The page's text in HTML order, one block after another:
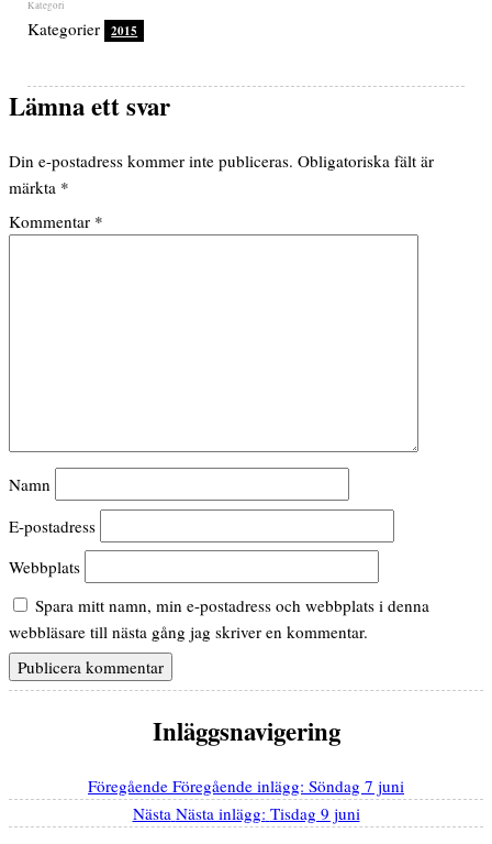
Kategorier 2015
Lämna ett svar
Din e-postadress kommer inte publiceras. Obligatoriska fält är
märkta *
Kommentar *
Namn
E-postadress
Webbplats
Spara mitt namn, min e-postadress och webbplats i denna
webbläsare till nästa gång jag skriver en kommentar.
Inläggsnavigering
Föregående Föregående inlägg: Söndag 7 juni
Nästa Nästa inlägg: Tisdag 9 juni